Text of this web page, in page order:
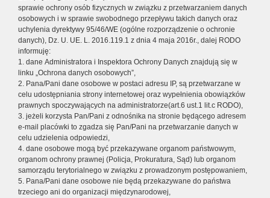
sprawie ochrony osób fizycznych w związku z przetwarzaniem danych
osobowych i w sprawie swobodnego przepływu takich danych oraz
uchylenia dyrektywy 95/46/WE (ogólne rozporządzenie o ochronie
danych), Dz. U. UE. L. 2016.119.1 z dnia 4 maja 2016r., dalej RODO
informuję:
1. dane Administratora i Inspektora Ochrony Danych znajdują się w
linku „Ochrona danych osobowych”,
2. Pana/Pani dane osobowe w postaci adresu IP, są przetwarzane w
celu udostępniania strony internetowej oraz wypełnienia obowiązków
prawnych spoczywających na administratorze(art.6 ust.1 lit.c RODO),
3. jeżeli korzysta Pan/Pani z odnośnika na stronie będącego adresem
e-mail placówki to zgadza się Pan/Pani na przetwarzanie danych w
celu udzielenia odpowiedzi,
4. dane osobowe mogą być przekazywane organom państwowym,
organom ochrony prawnej (Policja, Prokuratura, Sąd) lub organom
samorządu terytorialnego w związku z prowadzonym postępowaniem,
5. Pana/Pani dane osobowe nie będą przekazywane do państwa
trzeciego ani do organizacji międzynarodowej,